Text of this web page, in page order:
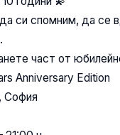
си спомним, да
част от
Anniversary Edition
София